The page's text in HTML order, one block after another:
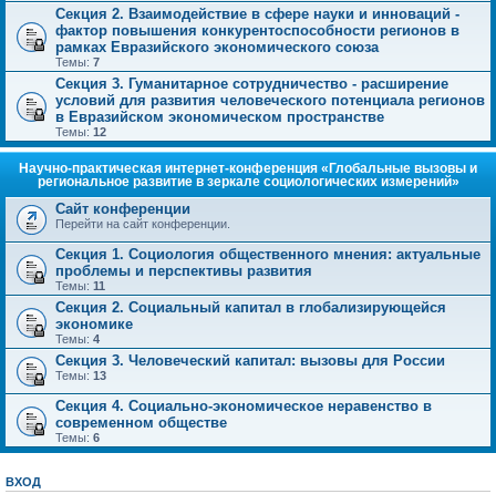
Секция 2. Взаимодействие в сфере науки и инноваций -
фактор повышения конкурентоспособности регионов в
рамках Евразийского экономического союза
Темы: 7
Секция 3. Гуманитарное сотрудничество - расширение
условий для развития человеческого потенциала регионов
в Евразийском экономическом пространстве
Темы: 12
Научно-практическая интернет-конференция «Глобальные вызовы и
региональное развитие в зеркале социологических измерений»
Сайт конференции
Перейти на сайт конференции.
Секция 1. Социология общественного мнения: актуальные
проблемы и перспективы развития
Темы: 11
Секция 2. Социальный капитал в глобализирующейся
экономике
Темы: 4
Секция 3. Человеческий капитал: вызовы для России
Темы: 13
Секция 4. Социально-экономическое неравенство в
современном обществе
Темы: 6
ВХОД